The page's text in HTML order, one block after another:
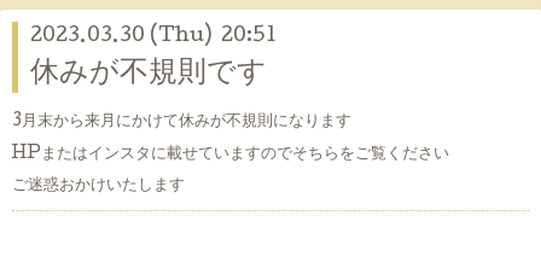
2023.03.30 (Thu) 20:51
休みが不規則です
3月末から来月にかけて休みが不規則になります
HPまたはインスタに載せていますのでそちらをご覧ください
ご迷惑おかけいたします